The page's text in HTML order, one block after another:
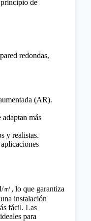
de
redondas,
(AR).
más
y realistas.
㎡, lo que garantiza
instalación
fácil. Las
para